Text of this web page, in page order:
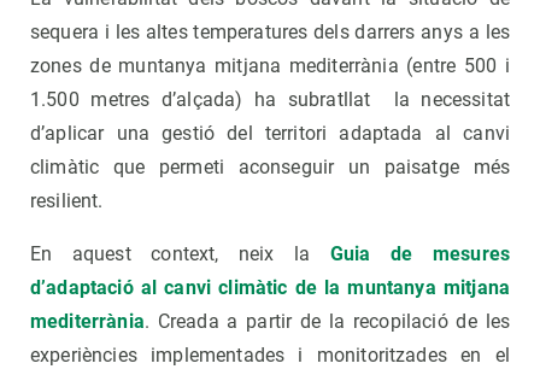
sequera i les altes temperatures dels darrers anys a les
zones de muntanya mitjana mediterrània (entre 500 i
1.500 metres d’alçada) ha subratllat la necessitat
d’aplicar una gestió del territori adaptada al canvi
climàtic que permeti aconseguir un paisatge més
resilient.
En aquest context, neix la Guia de mesures
d’adaptació al canvi climàtic de la muntanya mitjana
mediterrània. Creada a partir de la recopilació de les
experiències implementades i monitoritzades en el